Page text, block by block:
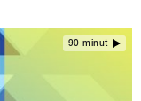
90 minut